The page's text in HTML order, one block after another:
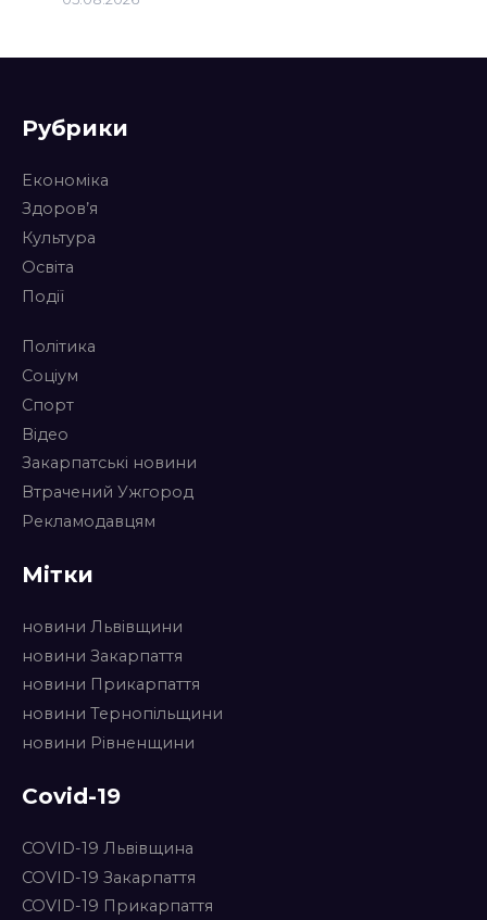
Рубрики
Економіка
Здоров’я
Культура
Освіта
Події
Політика
Соціум
Спорт
Відео
Закарпатські новини
Втрачений Ужгород
Рекламодавцям
Мітки
новини Львівщини
новини Закарпаття
новини Прикарпаття
новини Тернопільщини
новини Рівненщини
Covid-19
COVID-19 Львівщина
COVID-19 Закарпаття
COVID-19 Прикарпаття